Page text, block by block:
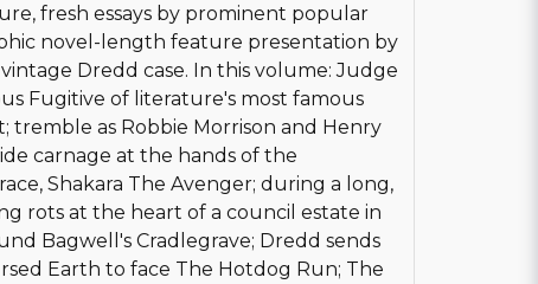
fresh essays by prominent popular
novel-length feature presentation by
Dredd case. In this volume: Judge
Fugitive of literature's most famous
tremble as Robbie Morrison and Henry
carnage at the hands of the
Shakara The Avenger; during a long,
rots at the heart of a council estate in
Bagwell's Cradlegrave; Dredd sends
Earth to face The Hotdog Run; The